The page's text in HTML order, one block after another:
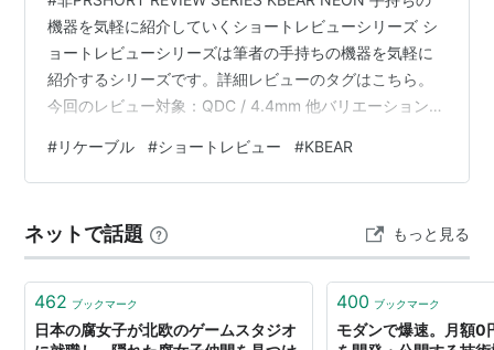
機器を気軽に紹介していくショートレビューシリーズ シ
ョートレビューシリーズは筆者の手持ちの機器を気軽に
紹介するシリーズです。詳細レビューのタグはこちら。
今回のレビュー対象：QDC / 4.4mm 他バリエーション：
スケール 0–10｜5=基準 全体の整い方 6.8 低域の支え
6.4 中域の見通し 6.5 高域の抜け 6.4 使い勝手 6.9 ドレ
すく、全体を素直に整えやすい一本で…
#リケーブル #ショートレビュー #KBEAR
ネットで話題 もっと見る
462 ブックマーク
日本の腐女子が北欧のゲームスタジオ
400 ブックマーク
モダンで爆速。月額0